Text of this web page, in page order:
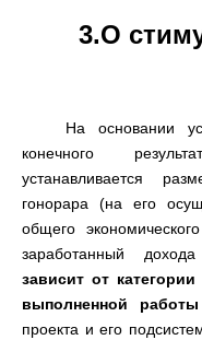
3.О
На основании
конечного
устанавливается
гонорара (на его
общего
заработанный дохода
зависит от
выполненной работы
проекта и его